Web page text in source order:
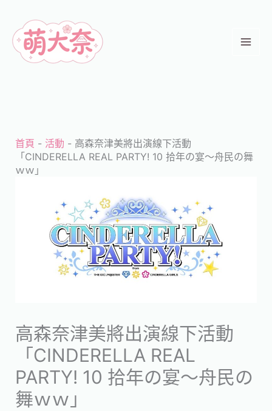
首頁 - 活動 - 高森奈津美將出演線下活動
「CINDERELLA REAL PARTY! 10 拾年の宴～舟民の舞
ｗｗ」
高森奈津美將出演線下活動
「CINDERELLA REAL
PARTY! 10 拾年の宴～舟民の
舞ｗｗ」